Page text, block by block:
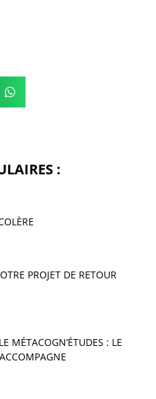
:
PROJET DE RETOUR
MÉTACOGN’ÉTUDES : LE